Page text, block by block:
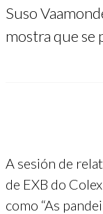
Suso
mostra que se
A sesión de
de EXB do
como “As